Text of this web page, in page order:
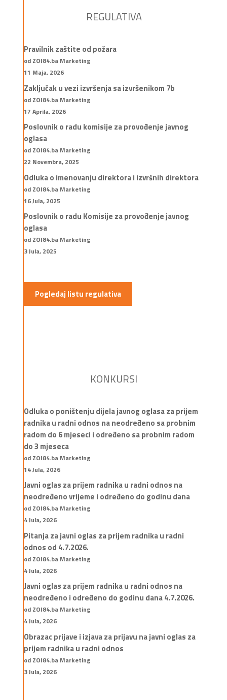
REGULATIVA
Pravilnik zaštite od požara
od ZOI84.ba Marketing
11 Maja, 2026
Zaključak u vezi izvršenja sa izvršenikom 7b
od ZOI84.ba Marketing
17 Aprila, 2026
Poslovnik o radu komisije za provođenje javnog
oglasa
od ZOI84.ba Marketing
22 Novembra, 2025
Odluka o imenovanju direktora i izvršnih direktora
od ZOI84.ba Marketing
16 Jula, 2025
Poslovnik o radu Komisije za provođenje javnog
oglasa
od ZOI84.ba Marketing
3 Jula, 2025
Pogledaj listu regulativa
KONKURSI
Odluka o poništenju dijela javnog oglasa za prijem
radnika u radni odnos na neodređeno sa probnim
radom do 6 mjeseci i određeno sa probnim radom
do 3 mjeseca
od ZOI84.ba Marketing
14 Jula, 2026
Javni oglas za prijem radnika u radni odnos na
neodređeno vrijeme i određeno do godinu dana
od ZOI84.ba Marketing
4 Jula, 2026
Pitanja za javni oglas za prijem radnika u radni
odnos od 4.7.2026.
od ZOI84.ba Marketing
4 Jula, 2026
Javni oglas za prijem radnika u radni odnos na
neodređeno i određeno do godinu dana 4.7.2026.
od ZOI84.ba Marketing
4 Jula, 2026
Obrazac prijave i izjava za prijavu na javni oglas za
prijem radnika u radni odnos
od ZOI84.ba Marketing
3 Jula, 2026